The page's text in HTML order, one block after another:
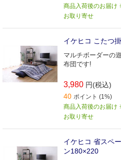
商品入荷後のお届け
お取り寄せ
イケヒコ こたつ
マルチボーダーの
布団です!
3,980 円(税込)
40 ポイント (1%)
商品入荷後のお届け
お取り寄せ
イケヒコ 省スペ
ン180×220